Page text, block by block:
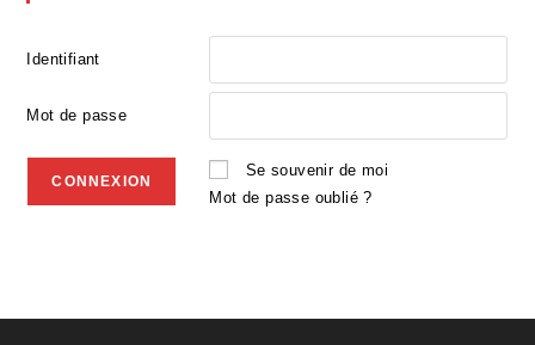
Identifiant
Mot de passe
Se souvenir de moi
Mot de passe oublié ?